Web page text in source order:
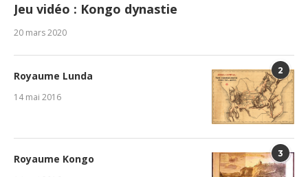
Jeu vidéo : Kongo dynastie
20 mars 2020
2
Royaume Lunda
14 mai 2016
3
Royaume Kongo